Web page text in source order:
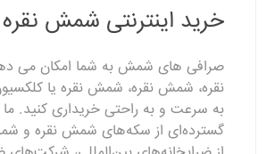
خرید اینترنتی شمش نقره
صرافی های شمش به شما امکان می
نقره، شمش نقره، شمش نقره یا
به سرعت و به راحتی خریداری کنید.
گسترده‌ای از سکه‌های شمش نقره و